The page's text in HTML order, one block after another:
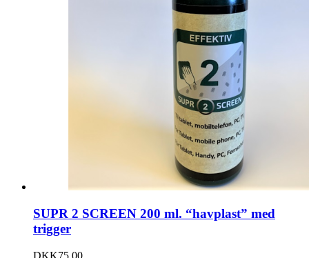
SUPR 2 SCREEN 200 ml. “havplast” med
trigger
DKK75.00